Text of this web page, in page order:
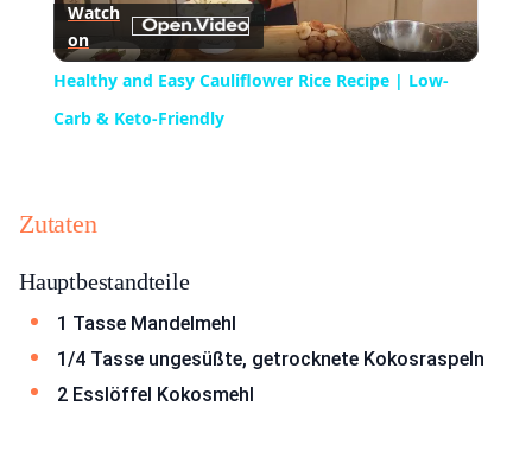
Video
Watch
on
Healthy and Easy Cauliflower Rice Recipe | Low-
Carb & Keto-Friendly
Zutaten
Hauptbestandteile
1 Tasse Mandelmehl
1/4 Tasse ungesüßte, getrocknete Kokosraspeln
2 Esslöffel Kokosmehl